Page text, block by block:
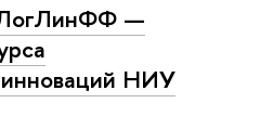
—
инноваций НИУ